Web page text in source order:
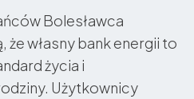
Bolesławca
że własny bank energii to
życia i
Użytkownicy